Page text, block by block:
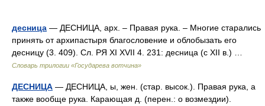
десница — ДЕСНИЦА, арх. – Правая рука. – Многие старались
принять от архипастыря благословение и облобызать его
десницу (3. 409). Сл. РЯ XI XVII 4. 231: десница (с XII в.) …
Словарь трилогии «Государева вотчина»
ДЕСНИЦА — ДЕСНИЦА, ы, жен. (стар. высок.). Правая рука, а
также вообще рука. Карающая д. (перен.: о возмездии).